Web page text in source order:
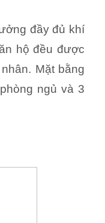
đầy đủ khí
hộ đều được
Mặt bằng
ngủ và 3